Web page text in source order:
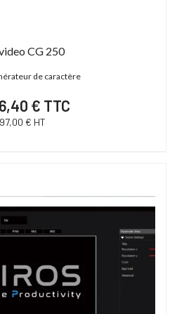
21 600,00 € TTC
CG 250
de caractère
€ TTC
€ HT